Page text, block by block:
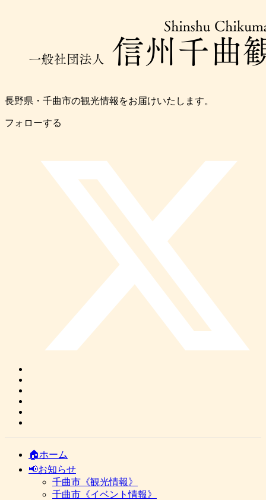
長野県・千曲市の観光情報をお届けいたします。
フォローする
🏠ホーム
📢お知らせ
千曲市《観光情報》
千曲市《イベント情報》